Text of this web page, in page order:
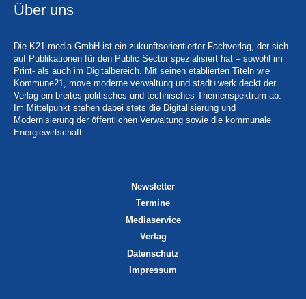
Über uns
Die K21 media GmbH ist ein zukunftsorientierter Fachverlag, der sich
auf Publikationen für den Public Sector spezialisiert hat – sowohl im
Print- als auch im Digitalbereich. Mit seinen etablierten Titeln wie
Kommune21, move moderne verwaltung und stadt+werk deckt der
Verlag ein breites politisches und technisches Themenspektrum ab.
Im Mittelpunkt stehen dabei stets die Digitalisierung und
Modernisierung der öffentlichen Verwaltung sowie die kommunale
Energiewirtschaft.
Newsletter
Termine
Mediaservice
Verlag
Datenschutz
Impressum